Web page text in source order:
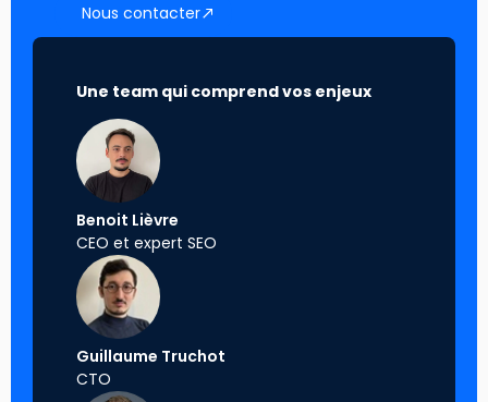
Nous contacter
Une team qui comprend vos enjeux
Benoit Lièvre
CEO et expert SEO
Guillaume Truchot
CTO